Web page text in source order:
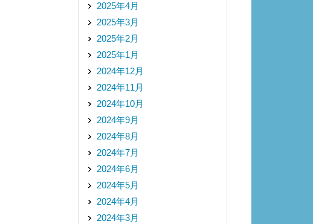
2025年4月
2025年3月
2025年2月
2025年1月
2024年12月
2024年11月
2024年10月
2024年9月
2024年8月
2024年7月
2024年6月
2024年5月
2024年4月
2024年3月